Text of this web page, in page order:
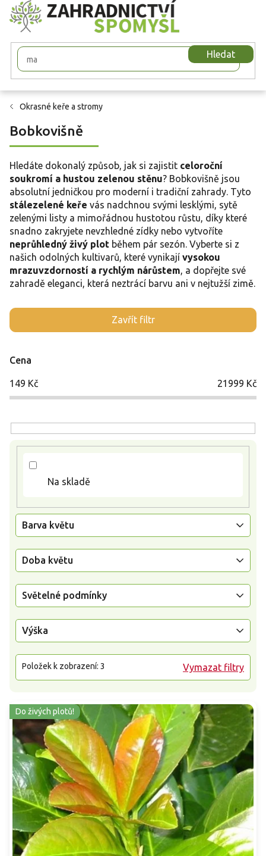
Přejít
na
obsah
Hledat
Okrasné keře a stromy
Bobkovišně
Hledáte dokonalý způsob, jak si zajistit celoroční
soukromí a hustou zelenou stěnu? Bobkovišně jsou
absolutní jedničkou pro moderní i tradiční zahrady. Tyto
stálezelené keře vás nadchnou svými lesklými, sytě
zelenými listy a mimořádnou hustotou růstu, díky které
snadno zakryjete nevzhledné zídky nebo vytvoříte
neprůhledný živý plot během pár sezón. Vyberte si z
našich odolných kultivarů, které vynikají vysokou
mrazuvzdorností a rychlým nárůstem , a dopřejte své
zahradě eleganci, která neztrácí barvu ani v nejtužší zimě.
Zavřít filtr
Cena
149 Kč 21999 Kč
Na skladě
Barva květu
Doba květu
Světelné podmínky
Výška
Vymazat filtry
Položek k zobrazení: 3
V
ý
s
p
u
Do živých plotů!